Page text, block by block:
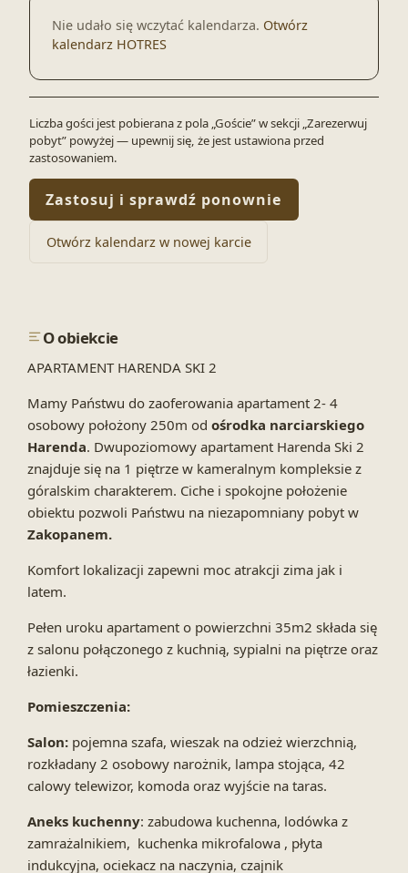
Nie udało się wczytać kalendarza. Otwórz
kalendarz HOTRES
Liczba gości jest pobierana z pola „Goście” w sekcji „Zarezerwuj
pobyt” powyżej — upewnij się, że jest ustawiona przed
zastosowaniem.
Zastosuj i sprawdź ponownie
Otwórz kalendarz w nowej karcie
O obiekcie
APARTAMENT HARENDA SKI 2
Mamy Państwu do zaoferowania apartament 2- 4
osobowy położony 250m odośrodka narciarskiego
Harenda. Dwupoziomowy apartament Harenda Ski 2
znajduje się na 1 piętrze w kameralnym kompleksie z
góralskim charakterem. Ciche i spokojne położenie
obiektu pozwoli Państwu na niezapomniany pobyt w
Zakopanem.
Komfort lokalizacji zapewni moc atrakcji zima jak i
latem.
Pełen uroku apartament o powierzchni 35m2 składa się
z salonu połączonego z kuchnią, sypialni na piętrze oraz
łazienki.
Pomieszczenia:
Salon: pojemna szafa, wieszak na odzież wierzchnią,
rozkładany 2 osobowy narożnik, lampa stojąca, 42
calowy telewizor, komoda oraz wyjście na taras.
Aneks kuchenny: zabudowa kuchenna, lodówka z
zamrażalnikiem, kuchenka mikrofalowa , płyta
indukcyjna, ociekacz na naczynia, czajnik